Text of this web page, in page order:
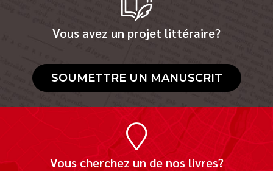
Vous avez un projet littéraire?
SOUMETTRE UN MANUSCRIT
Vous cherchez un de nos livres?